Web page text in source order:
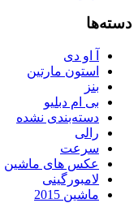
دسته‌ها
آ او دی
استون مارتین
بنز
بی ام دبلیو
دسته‌بندی نشده
رالی
سرعت
عکس های ماشین
لامبورگینی
ماشین 2015